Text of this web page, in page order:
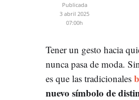
Publicada
3 abril 2025
07:00h
Tener un gesto hacia
nunca pasa de moda.
es que las tradicionales
nuevo símbolo de